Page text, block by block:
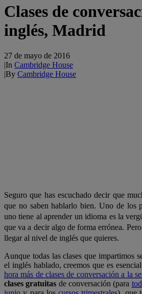
Clases de
inglés, Madrid
27 de mayo de 2016
|In Cambridge House
|By Cambridge House
Seguro que has escuchado decir que
que no saben hablarlo bien. Uno de los
uno tiene al aprender un idioma es la
que va a decir algo de forma errónea.
llegar al nivel de inglés que quieres.
Aunque todas las clases que impartimos
el inglés hablado, creemos que es
hora más de clases de conversación a la
clases gratuitas de conversación (para